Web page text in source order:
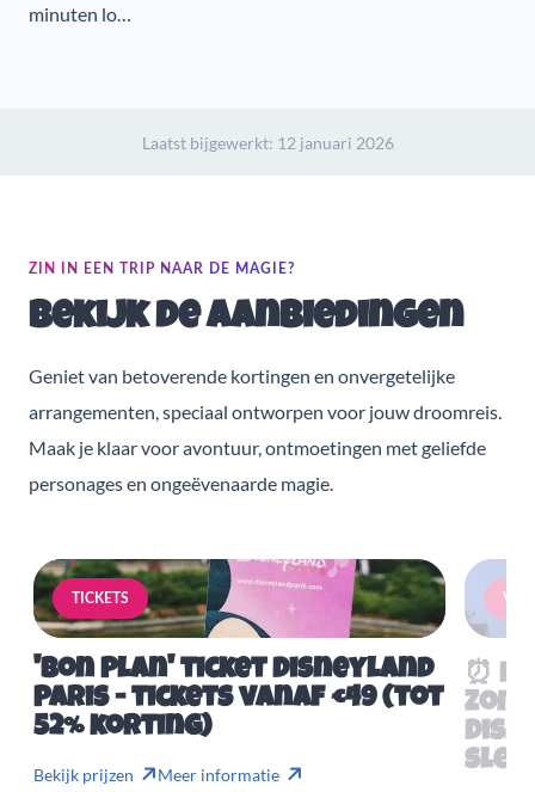
minuten lo…
Laatst bijgewerkt: 12 januari 2026
ZIN IN EEN TRIP NAAR DE MAGIE?
Bekijk de aanbiedingen
Geniet van betoverende kortingen en onvergetelijke
arrangementen, speciaal ontworpen voor jouw droomreis.
Maak je klaar voor avontuur, ontmoetingen met geliefde
personages en ongeëvenaarde magie.
TICKETS
'Bon Plan' ticket Disneyland
Paris - tickets vanaf €49 (tot
52% korting)
Bekijk prijzen Meer informatie
⏰